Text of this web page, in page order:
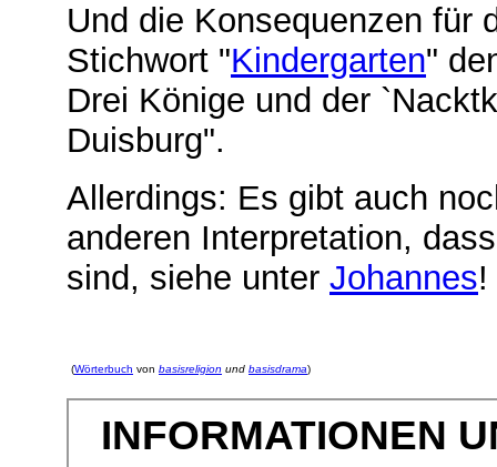
Und die Konsequenzen für
Stichwort "Kindergarten"
Drei Könige und der
Duisburg".
Allerdings: Es gibt auch
anderen Interpretation,
sind, siehe unter Johannes!
(Wörterbuch von basisreligion und basisdrama)